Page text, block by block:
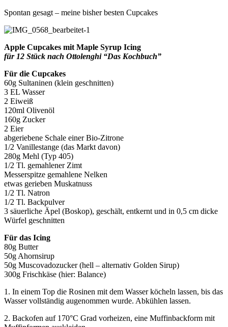
Spontan gesagt – meine bisher besten Cupcakes
Apple Cupcakes mit Maple Syrup Icing
für 12 Stück nach Ottolenghi “Das Kochbuch”
Für die Cupcakes
60g Sultaninen (klein geschnitten)
3 EL Wasser
2 Eiweiß
120ml Olivenöl
160g Zucker
2 Eier
abgeriebene Schale einer Bio-Zitrone
1/2 Vanillestange (das Markt davon)
280g Mehl (Typ 405)
1/2 Tl. gemahlener Zimt
Messerspitze gemahlene Nelken
etwas gerieben Muskatnuss
1/2 Tl. Natron
1/2 Tl. Backpulver
3 säuerliche Äpel (Boskop), geschält, entkernt und in 0,5 cm dicke
Würfel geschnitten
Für das Icing
80g Butter
50g Ahornsirup
50g Muscovadozucker (hell – alternativ Golden Sirup)
300g Frischkäse (hier: Balance)
1. In einem Top die Rosinen mit dem Wasser köcheln lassen, bis das
Wasser vollständig augenommen wurde. Abkühlen lassen.
2. Backofen auf 170°C Grad vorheizen, eine Muffinbackform mit